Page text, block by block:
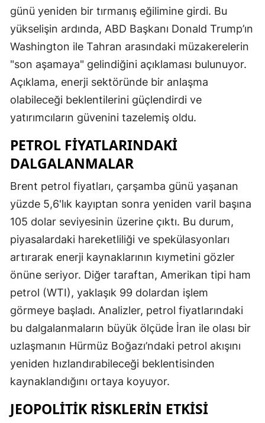
günü yeniden bir tırmanış eğilimine girdi. Bu
yükselişin ardında, ABD Başkanı Donald Trump’ın
Washington ile Tahran arasındaki müzakerelerin
"son aşamaya" gelindiğini açıklaması bulunuyor.
Açıklama, enerji sektöründe bir anlaşma
olabileceği beklentilerini güçlendirdi ve
yatırımcıların güvenini tazelemiş oldu.
PETROL FIYATLARINDAKI
DALGALANMALAR
Brent petrol fiyatları, çarşamba günü yaşanan
yüzde 5,6'lık kayıptan sonra yeniden varil başına
105 dolar seviyesinin üzerine çıktı. Bu durum,
piyasalardaki hareketliliği ve spekülasyonları
artırarak enerji kaynaklarının kıymetini gözler
önüne seriyor. Diğer taraftan, Amerikan tipi ham
petrol (WTI), yaklaşık 99 dolardan işlem
görmeye başladı. Analizler, petrol fiyatlarındaki
bu dalgalanmaların büyük ölçüde İran ile olası bir
uzlaşmanın Hürmüz Boğazı’ndaki petrol akışını
yeniden hızlandırabileceği beklentisinden
kaynaklandığını ortaya koyuyor.
JEOPOLITIK RISKLERIN ETKISI